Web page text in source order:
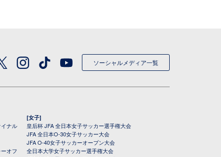
ソーシャルメディア一覧
ナル
オフ
[女子]
皇后杯 JFA 全日本女子サッカー選手権大会
JFA 全日本O-30女子サッカー大会
JFA O-40女子サッカーオープン大会
全日本大学女子サッカー選手権大会